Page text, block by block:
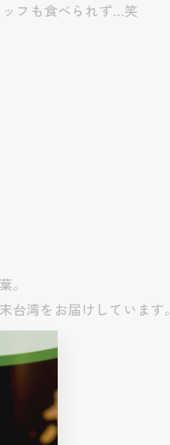
フも食べられず…笑
。
湾をお届けしています。